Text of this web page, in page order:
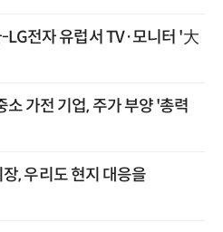
전자 유럽서 TV·모니터 '大
가전 기업, 주가 부양 '총력
, 우리도 현지 대응을